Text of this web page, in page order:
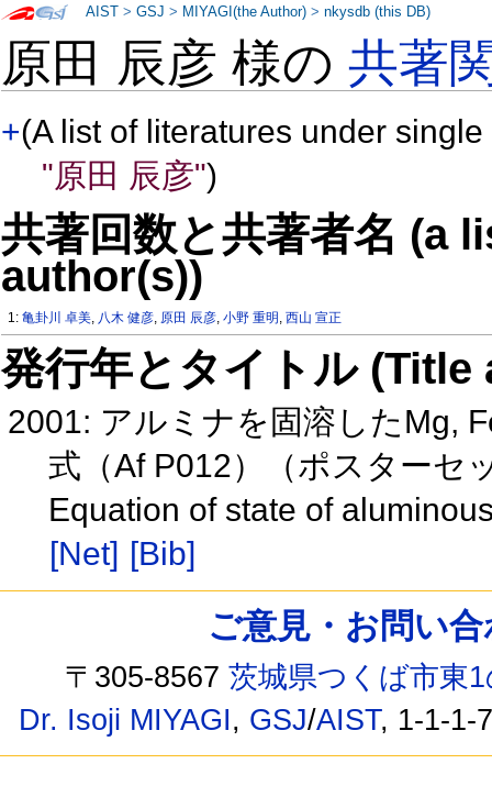
原田 辰彦 様の共著
+(A list of literatures under
"原田 辰彦")
共著回数と共著者名 (a
author(s))
1:亀卦川 卓美, 八木 健彦, 原田 辰彦,小野 重明 ,西山 宣正
発行年とタイトル
2001: アルミナを固溶したMg,
式（Af P012）（ポスターセ
Equation of state of
[Net] [Bib]
AIST >GSJ > MIYAGI(the Author) >nkysdb (this DB)
ご意見・お問い
〒305-8567茨城県つくば市東
Dr. Isoji MIYAGI, GSJ/AIST, 1-1-1-